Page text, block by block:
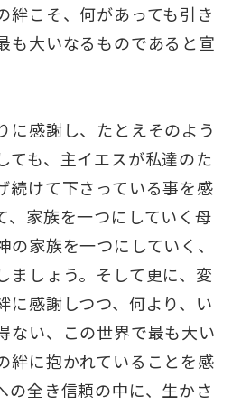
絆こそ、何があっても引き
も大いなるものであると宣
に感謝し、たとえそのよう
ても、主イエスが私達のた
続けて下さっている事を感
、家族を一つにしていく母
家族を一つにしていく、
ましょう。そして更に、変
に感謝しつつ、何より、い
ない、この世界で最も大い
絆に抱かれていることを感
の全き信頼の中に、生かさ